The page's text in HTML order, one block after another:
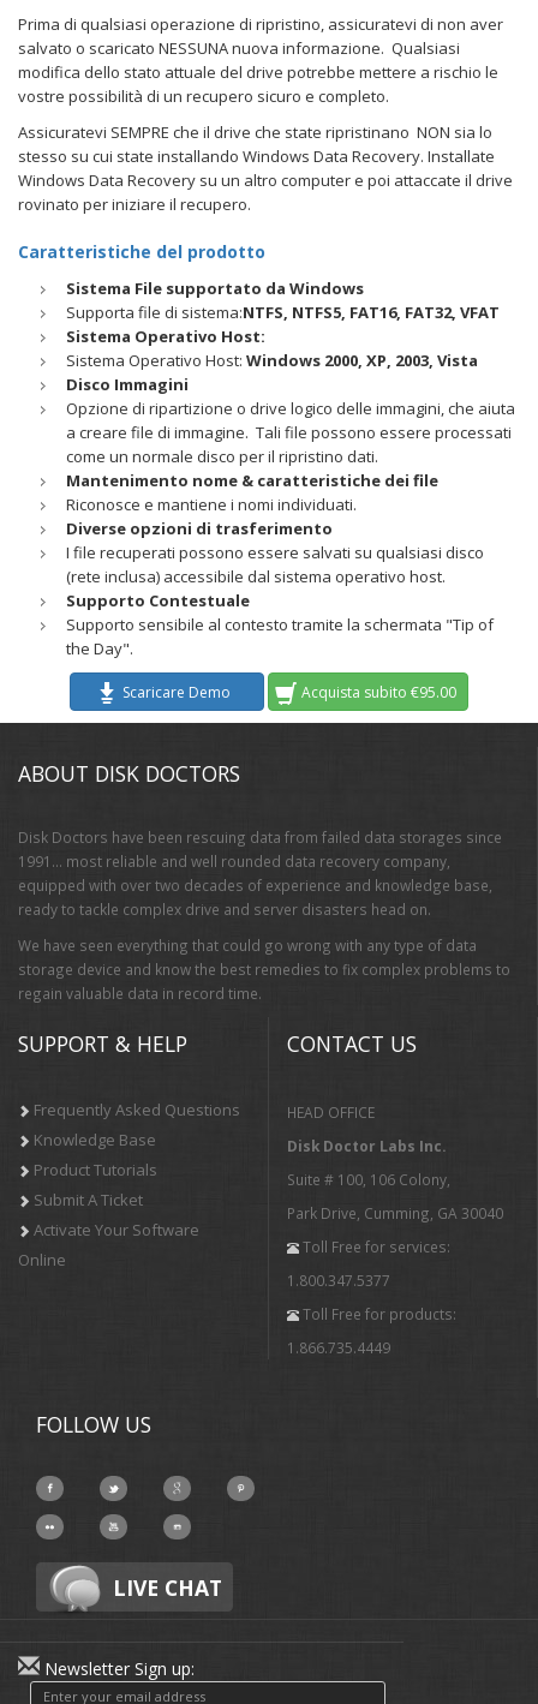
Prima di qualsiasi operazione di ripristino, assicuratevi di non aver
salvato o scaricato NESSUNA nuova informazione. Qualsiasi
modifica dello stato attuale del drive potrebbe mettere a rischio le
vostre possibilità di un recupero sicuro e completo.
Assicuratevi SEMPRE che il drive che state ripristinano NON sia lo
stesso su cui state installando Windows Data Recovery. Installate
Windows Data Recovery su un altro computer e poi attaccate il drive
rovinato per iniziare il recupero.
Caratteristiche del prodotto
Sistema File supportato da Windows
Supporta file di sistema:NTFS, NTFS5, FAT16, FAT32, VFAT
Sistema Operativo Host:
Sistema Operativo Host: Windows 2000, XP, 2003, Vista
Disco Immagini
Opzione di ripartizione o drive logico delle immagini, che aiuta
a creare file di immagine. Tali file possono essere processati
come un normale disco per il ripristino dati.
Mantenimento nome & caratteristiche dei file
Riconosce e mantiene i nomi individuati.
Diverse opzioni di trasferimento
I file recuperati possono essere salvati su qualsiasi disco
(rete inclusa) accessibile dal sistema operativo host.
Supporto Contestuale
Supporto sensibile al contesto tramite la schermata "Tip of
the Day".
Scaricare Demo Acquista subito €95.00
ABOUT DISK DOCTORS
Disk Doctors have been rescuing data from failed data storages since
1991… most reliable and well rounded data recovery company,
equipped with over two decades of experience and knowledge base,
ready to tackle complex drive and server disasters head on.
We have seen everything that could go wrong with any type of data
storage device and know the best remedies to fix complex problems to
regain valuable data in record time.
SUPPORT & HELP
Frequently Asked Questions
Knowledge Base
Product Tutorials
Submit A Ticket
Activate Your Software
Online
CONTACT US
HEAD OFFICE
Disk Doctor Labs Inc.
Suite # 100, 106 Colony,
Park Drive, Cumming, GA 30040
Toll Free for services:
1.800.347.5377
Toll Free for products:
1.866.735.4449
FOLLOW US
LIVE CHAT
Newsletter Sign up: